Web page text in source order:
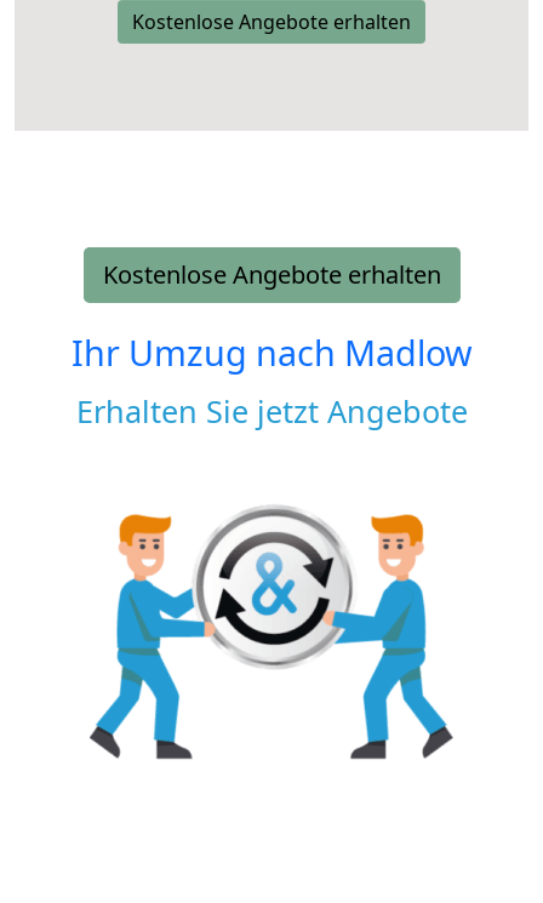
Kostenlose Angebote erhalten
Kostenlose Angebote erhalten
Ihr Umzug nach Madlow
Erhalten Sie jetzt Angebote